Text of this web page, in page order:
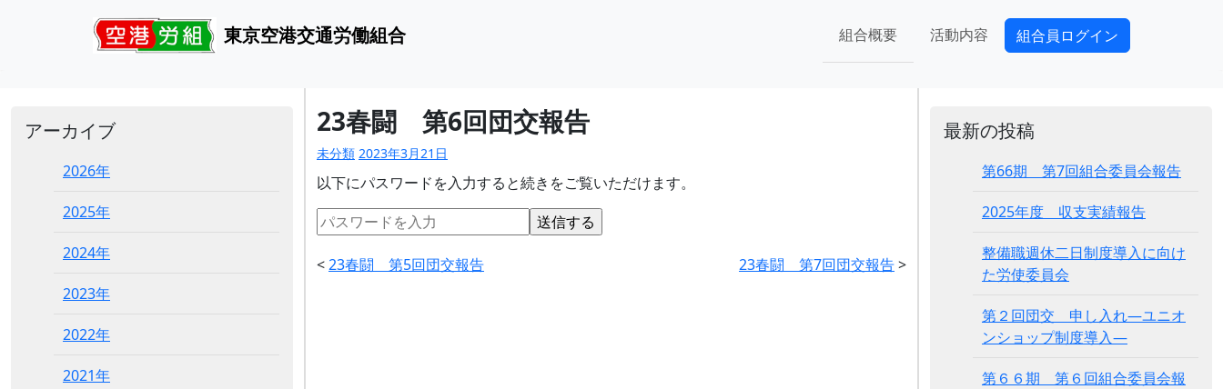
東京空港交通労働組合 組合概要 活動内容 組合員ログイン
アーカイブ
2026年
2025年
2024年
2023年
2022年
2021年
23春闘 第6回団交報告
未分類 2023年3月21日
以下にパスワードを入力すると続きをご覧いただけます。
<23春闘 第5回団交報告 23春闘 第7回団交報告>
最新の投稿
第66期 第7回組合委員会報告
2025年度 収支実績報告
整備職週休二日制度導入に向け
た労使委員会
第２回団交 申し入れ―ユニオ
ンショップ制度導入―
第６６期 第６回組合委員会報